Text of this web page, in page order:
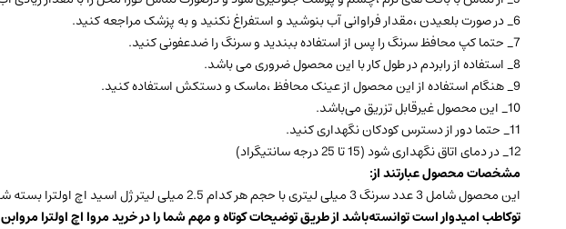
6_ در صورت بلعیدن ،مقدار فراوانی آب بنوشید و استفراغ نکنید و به پزشک مراجعه کنید.
7_ حتما کپ محافظ سرنگ را پس از استفاده ببندید و سرنگ را ضدعفونی کنید.
8_ استفاده از رابردم در طول کار با این محصول ضرورى مى باشد.
9_ هنگام استفاده از این محصول از عینک محافظ ،ماسک و دستکش استفاده کنید.
10_ این محصول غیرقابل تزریق می‌باشد.
11_ حتما دور از دسترس کودکان نگهداری کنید.
12_ در دمای اتاق نگهداری شود (15 تا 25 درجه سانتیگراد)
مشخصات محصول عبارتند از:
این محصول شامل 3 عدد سرنگ 3 میلی لیتری با حجم هر کدام 2.5 میلی لیتر ژل اسید اچ اولترا بسته شده با کپ محافظ همراه با سه عدد سرسوزن زرد رنگ گیج 20 می‌باشد.
توکاطب امیدوار است توانسته‌باشد از طریق توضیحات کوتاه و مهم شما را در خرید مروا اچ اولترا مروابن